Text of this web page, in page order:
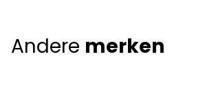
Andere merken